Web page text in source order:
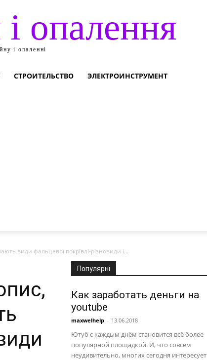
опалення
і опаленні
СТРОИТЕЛЬСТВО ЭЛЕКТРОИНСТРУМЕНТ
види фальцевої покрівлі-різновиди і...
Популярні
Как заработать деньги на
youtube
maxwelhelp - 13.06.2018
Ютуб с каждым днём становится всё более
популярной площадкой. И, что совсем
неудивительно, многих сегодня интересует